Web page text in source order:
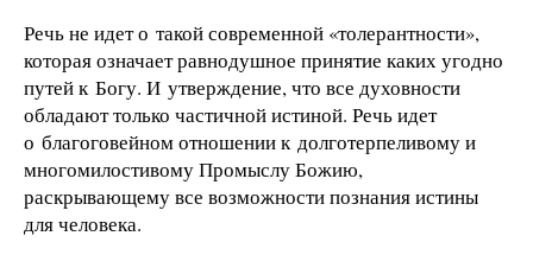
Речь не идет о такой современной «толерантности»,
которая означает равнодушное принятие каких угодно
путей к Богу. И утверждение, что все духовности
обладают только частичной истиной. Речь идет
о благоговейном отношении к долготерпеливому и
многомилостивому Промыслу Божию,
раскрывающему все возможности познания истины
для человека.